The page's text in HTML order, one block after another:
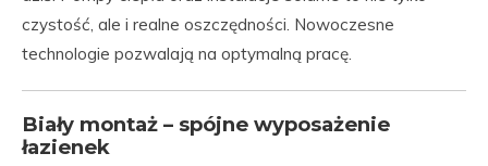
czystość, ale i realne oszczędności. Nowoczesne
technologie pozwalają na optymalną pracę.
Biały montaż – spójne wyposażenie
łazienek